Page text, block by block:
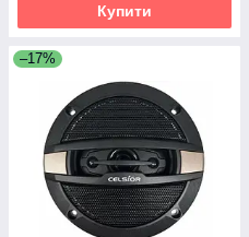
Купити
–17%